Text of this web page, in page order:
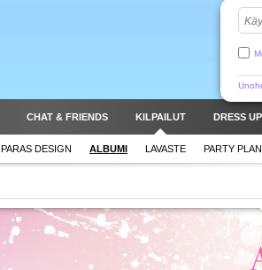
CHAT & FRIENDS KILPAILUT DRESS
PARAS DESIGN ALBUMI LAVASTE PARTY